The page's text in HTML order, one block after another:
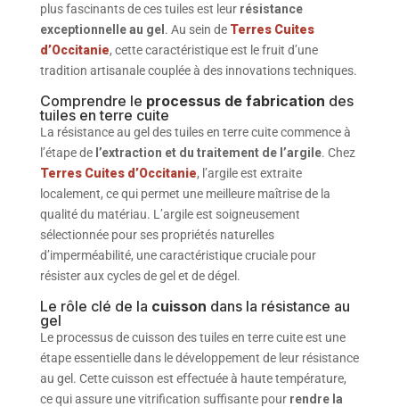
plus fascinants de ces tuiles est leur résistance
exceptionnelle au gel. Au sein de Terres Cuites
d’Occitanie, cette caractéristique est le fruit d’une
tradition artisanale couplée à des innovations techniques.
Comprendre le processus de fabrication des
tuiles en terre cuite
La résistance au gel des tuiles en terre cuite commence à
l’étape de l’extraction et du traitement de l’argile. Chez
Terres Cuites d’Occitanie, l’argile est extraite
localement, ce qui permet une meilleure maîtrise de la
qualité du matériau. L’argile est soigneusement
sélectionnée pour ses propriétés naturelles
d’imperméabilité, une caractéristique cruciale pour
résister aux cycles de gel et de dégel.
Le rôle clé de la cuisson dans la résistance au
gel
Le processus de cuisson des tuiles en terre cuite est une
étape essentielle dans le développement de leur résistance
au gel. Cette cuisson est effectuée à haute température,
ce qui assure une vitrification suffisante pour rendre la